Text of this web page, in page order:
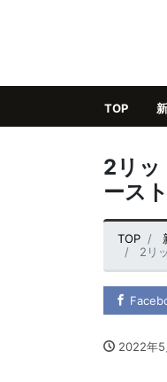
TOP
2リッ
ース
TOP
2リ
2022年5